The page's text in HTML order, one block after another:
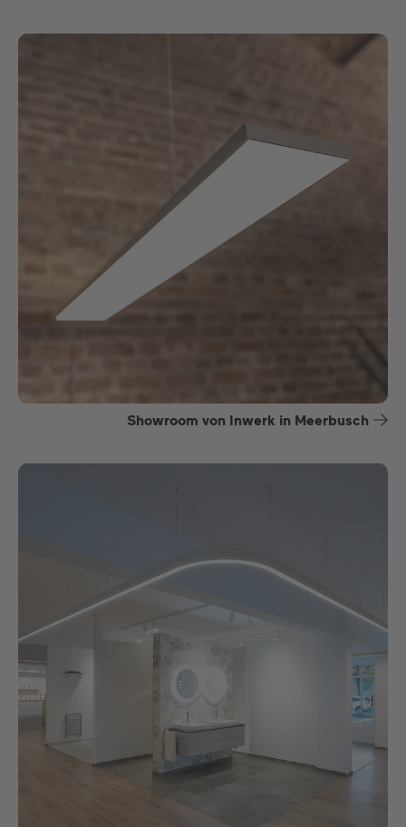
Showroom von Inwerk in Meerbusch